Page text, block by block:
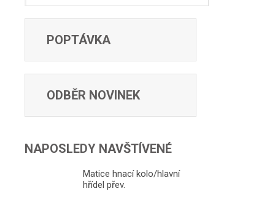
POPTÁVKA
ODBĚR NOVINEK
NAPOSLEDY NAVŠTÍVENÉ
Matice hnací kolo/hlavní
hřídel přev.